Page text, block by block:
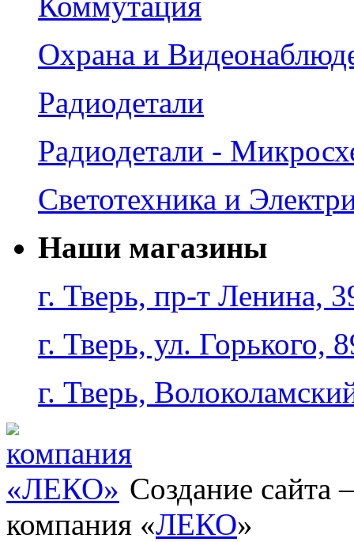
Охрана и
Радиодетали
Радиодетали -
Светотехника и
Наши магазины
г. Тверь, пр-т Ленина,
г. Тверь, ул. Горького,
г. Тверь,
Создание сайта
компания «ЛЕКО»